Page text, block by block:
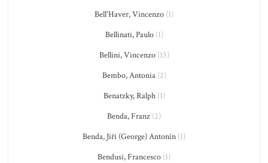
Bell'Haver, Vincenzo (1)
Bellinati, Paulo(1)
Bellini, Vincenzo(15)
Bembo, Antonia(2)
Benatzky, Ralph(1)
Benda, Franz (2)
Benda, Jiří (George) Antonín (1)
Bendusi, Francesco (1)